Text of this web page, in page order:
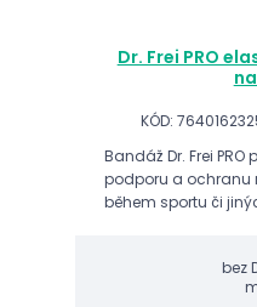
Dr. Frei PRO
KÓD:
Bandáž Dr. Frei
podporu a ochranu
během sportu či
bez